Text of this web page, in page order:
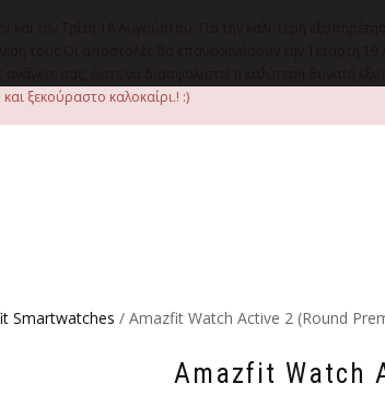
την Τρίτη 18 Αυγούστου. Για την καλύτερη
τους.Οι αποστολές θα επανεκκινήσουν την
σας, ώστε να διασφαλιστεί η καλύτερη δυνατή
ξεκούραστο καλοκαίρι.! :)
Smartwatches / Amazfit Watch Active 2 (Round
Amazfit Watch